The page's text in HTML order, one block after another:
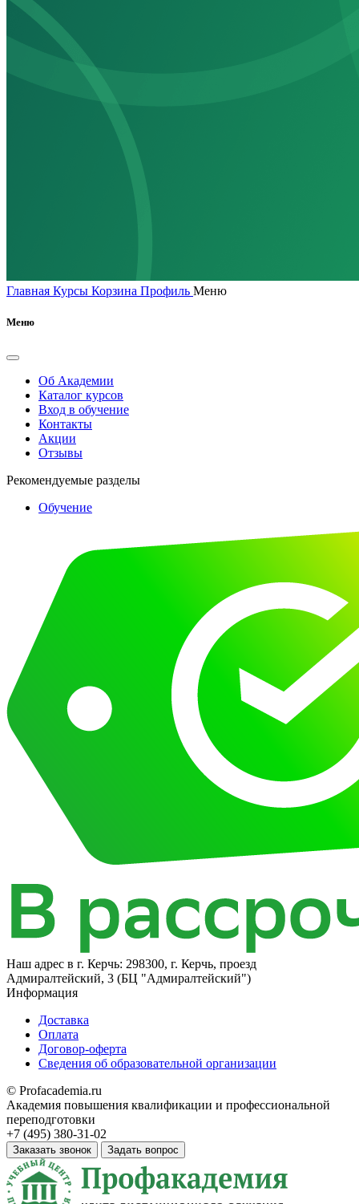
Главная Курсы Корзина Профиль Меню
Меню
Об Академии
Каталог курсов
Вход в обучение
Контакты
Акции
Отзывы
Рекомендуемые разделы
Обучение
Наш адрес в г. Керчь: 298300, г. Керчь, проезд
Адмиралтейский, 3 (БЦ "Адмиралтейский")
Информация
Доставка
Оплата
Договор-оферта
Сведения об образовательной организации
© Profacademia.ru
Академия повышения квалификации и профессиональной
переподготовки
+7 (495) 380-31-02
Заказать звонок Задать вопрос